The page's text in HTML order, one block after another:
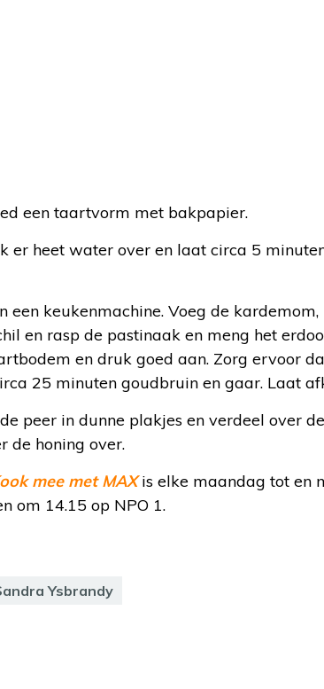
een taartvorm met bakpapier.
er heet water over en laat circa 5
een keukenmachine. Voeg de kardemom,
en rasp de pastinaak en meng het
en druk goed aan. Zorg ervoor
25 minuten goudbruin en gaar. Laat
peer in dunne plakjes en verdeel over
de honing over.
mee met MAXis elke maandag tot en
om 14.15 op NPO 1.
Ysbrandy